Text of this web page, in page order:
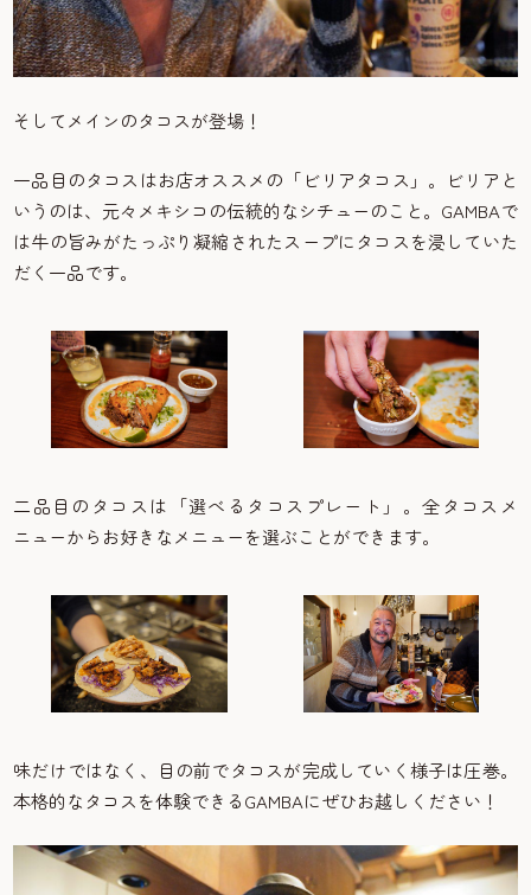
そしてメインのタコスが登場！
一品目のタコスはお店オススメの「ビリアタコス」。ビリアと
いうのは、元々メキシコの伝統的なシチューのこと。GAMBAで
は牛の旨みがたっぷり凝縮されたスープにタコスを浸していた
だく一品です。
二品目のタコスは「選べるタコスプレート」。全タコスメ
ニューからお好きなメニューを選ぶことができます。
味だけではなく、目の前でタコスが完成していく様子は圧巻。
本格的なタコスを体験できるGAMBAにぜひお越しください！